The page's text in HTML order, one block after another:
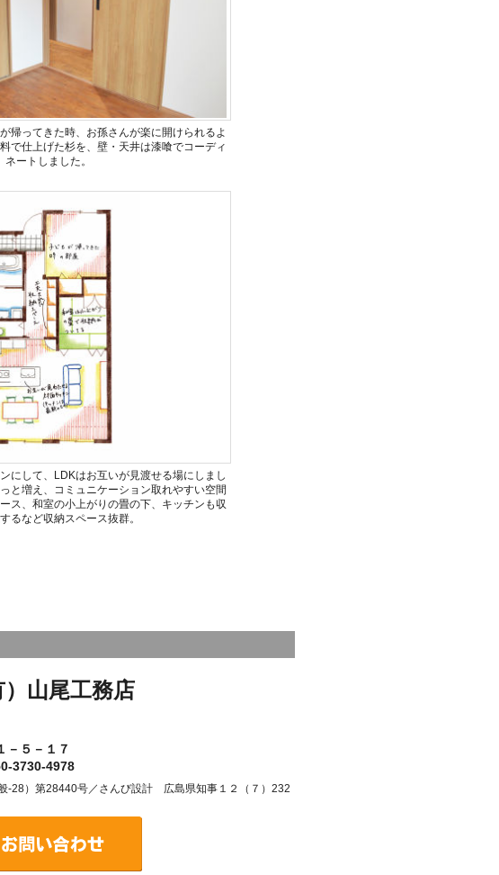
帰ってきた時、お孫さんが楽に開けられるよ
で仕上げた杉を、壁・天井は漆喰でコーディ
ネートしました。
にして、LDKはお互いが見渡せる場にしまし
と増え、コミュニケーション取れやすい空間
ス、和室の小上がりの畳の下、キッチンも収
るなど収納スペース抜群。
）山尾工務店
－５－１７
3730-4978
）第28440号／さんび設計 広島県知事１２（７）232